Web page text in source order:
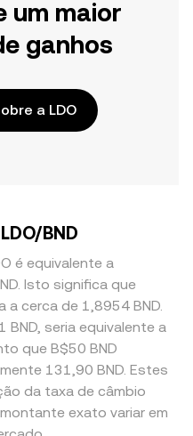
um maior
ganhos
a LDO
BND
é equivalente a
Isto significa que
a cerca de 1,8954 BND.
BND, seria equivalente a
que B$50 BND
131,90 BND. Estes
da taxa de câmbio
exato variar em